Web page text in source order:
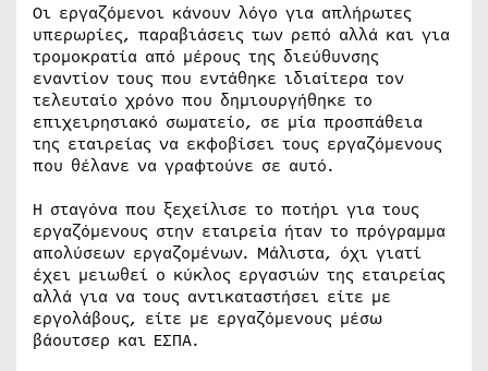
Οι εργαζόμενοι κάνουν λόγο για απλήρωτες
υπερωρίες, παραβιάσεις των ρεπό αλλά και για
τρομοκρατία από μέρους της διεύθυνσης
εναντίον τους που εντάθηκε ιδιαίτερα τον
τελευταίο χρόνο που δημιουργήθηκε το
επιχειρησιακό σωματείο, σε μία προσπάθεια
της εταιρείας να εκφοβίσει τους εργαζόμενους
που θέλανε να γραφτούνε σε αυτό.
Η σταγόνα που ξεχείλισε το ποτήρι για τους
εργαζόμενους στην εταιρεία ήταν το πρόγραμμα
απολύσεων εργαζομένων. Μάλιστα, όχι γιατί
έχει μειωθεί ο κύκλος εργασιών της εταιρείας
αλλά για να τους αντικαταστήσει είτε με
εργολάβους, είτε με εργαζόμενους μέσω
βάουτσερ και ΕΣΠΑ.